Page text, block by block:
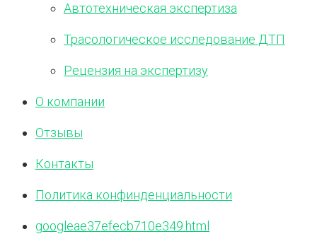
Автотехническая экспертиза
Трасологическое исследование ДТП
Рецензия на экспертизу
О компании
Отзывы
Контакты
Политика конфинденциальности
googleae37efecb710e349.html